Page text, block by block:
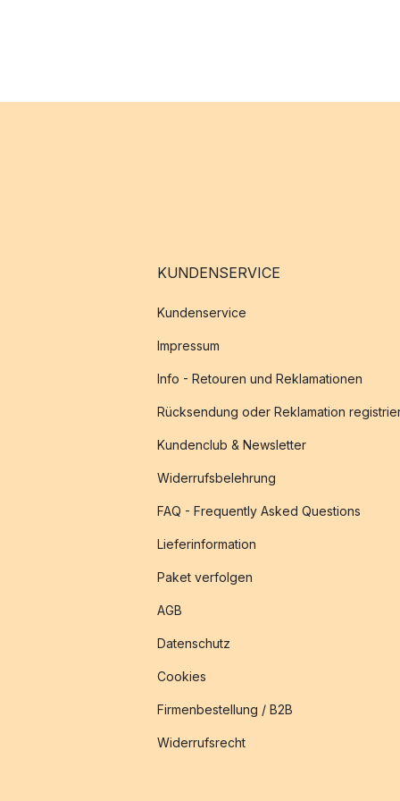
KUNDENSERVICE
Kundenservice
Impressum
Info - Retouren und Reklamationen
Rücksendung oder Reklamation
Kundenclub & Newsletter
Widerrufsbelehrung
FAQ - Frequently Asked Questions
Lieferinformation
Paket verfolgen
AGB
Datenschutz
Cookies
Firmenbestellung / B2B
Widerrufsrecht